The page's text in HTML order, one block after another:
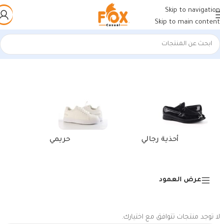
Skip to navigation
Skip to main content
الرئيسية/منتجات تحت الوسم “laptop sleeve 13 inch”
أحذية رجالي حريمي
عرض العمود
لا توجد منتجات تتوافق مع اختيارك.